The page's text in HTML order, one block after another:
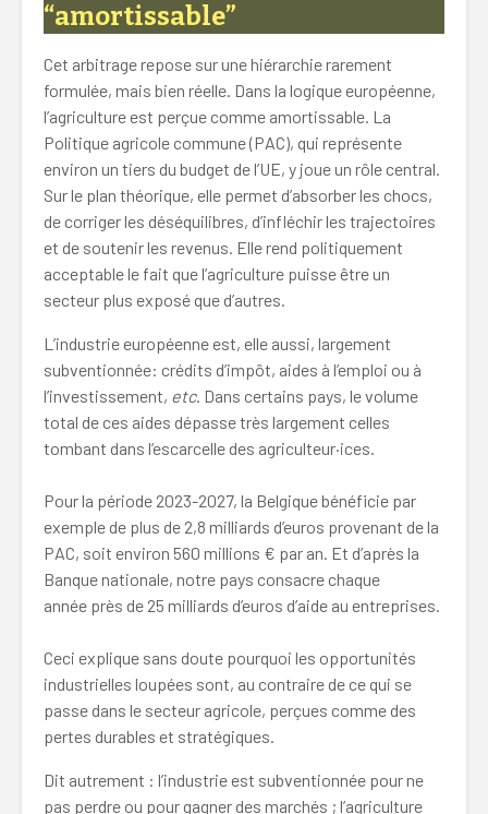
“amortissable”
Cet arbitrage repose sur une hiérarchie rarement
formulée, mais bien réelle. Dans la logique européenne,
l’agriculture est perçue comme amortissable. La
Politique agricole commune (PAC), qui représente
environ un tiers du budget de l’UE, y joue un rôle central.
Sur le plan théorique, elle permet d’absorber les chocs,
de corriger les déséquilibres, d’infléchir les trajectoires
et de soutenir les revenus. Elle rend politiquement
acceptable le fait que l’agriculture puisse être un
secteur plus exposé que d’autres.
L’industrie européenne est, elle aussi, largement
subventionnée: crédits d’impôt, aides à l’emploi ou à
l’investissement, etc. Dans certains pays, le volume
total de ces aides dépasse très largement celles
tombant dans l’escarcelle des agriculteur·ices.
Pour la période 2023-2027, la Belgique bénéficie par
exemple de plus de 2,8 milliards d’euros provenant de la
PAC, soit environ 560 millions € par an. Et d’après la
Banque nationale, notre pays consacre chaque
année près de 25 milliards d’euros d’aide au entreprises.
Ceci explique sans doute pourquoi les opportunités
industrielles loupées sont, au contraire de ce qui se
passe dans le secteur agricole, perçues comme des
pertes durables et stratégiques.
Dit autrement : l’industrie est subventionnée pour ne
pas perdre ou pour gagner des marchés ; l’agriculture